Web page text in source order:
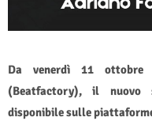
Da venerdì 11 ottobre
(Beatfactory), il nuovo
disponibile sulle